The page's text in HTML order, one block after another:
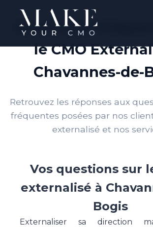
Questions
le CMO
Chavannes-de-
Retrouvez les réponses aux
fréquentes posées par nos
externalisé et nos
Vos questions sur
externalisé à
Bogis
Externaliser sa direction